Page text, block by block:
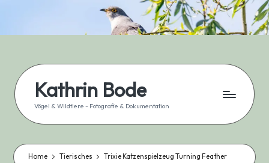
content
Kathrin Bode
Vögel & Wildtiere - Fotografie & Dokumentation
Home Tierisches Trixie Katzenspielzeug Turning Feather